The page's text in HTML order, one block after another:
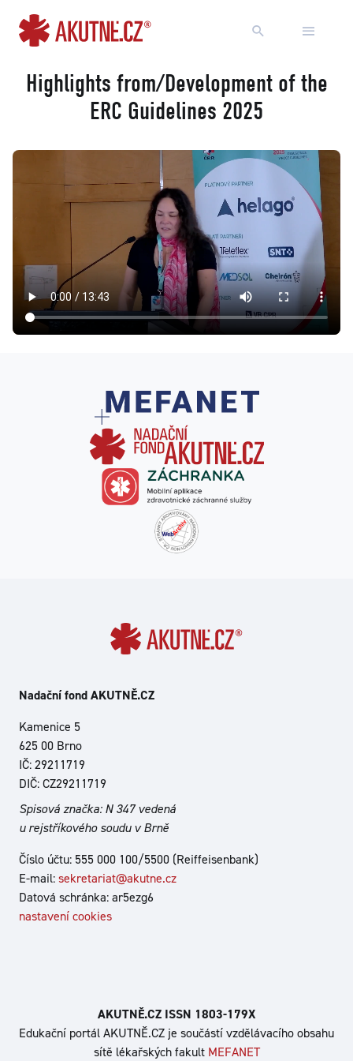
Highlights from/Development of the
ERC Guidelines 2025
Nadační fond AKUTNĚ.CZ
Kamenice 5
625 00 Brno
IČ: 29211719
DIČ: CZ29211719
Spisová značka: N 347 vedená
u rejstříkového soudu v Brně
Číslo účtu: 555 000 100/5500 (Reiffeisenbank)
E-mail:sekretariat@akutne.cz
Datová schránka: ar5ezg6
nastavení cookies
AKUTNĚ.CZ ISSN 1803‑179X
Edukační portál AKUTNĚ.CZ je součástí vzdělávacího obsahu
sítě lékařských fakult MEFANET